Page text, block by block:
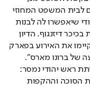
אלטוביה, הבוקר (רביעי) הגיעו הצדדים לבית המשפט המחוזי
בתל אביב שם ביקשה עמותת ראש יהודי שיאפשרו לה לבנות
את הסוכה ולקיים את ההקפות השניות בכיכר דיזנגוף. הדיון
הסתיים ללא פשרה, השופט הציע שיקיימו את האירוע בפארק
הירקון, העירייה השיבה: "יש שם הופעה של ברונו מארס".
ביהמ"ש יתן החלטה בסוף היום, מעמותת ראש יהודי נמסר:
"אם בית המשפט לא יאפשר את הקמת הסוכה וההקפות